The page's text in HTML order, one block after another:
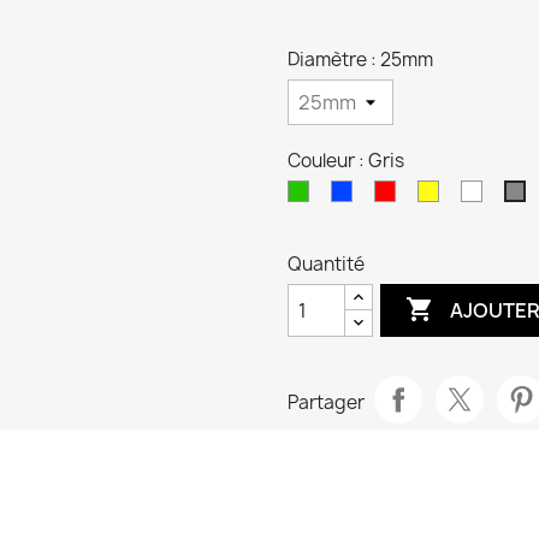
Diamètre : 25mm
Couleur : Gris
Quantité

Partager